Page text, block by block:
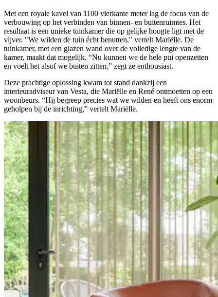
Met een royale kavel van 1100 vierkante meter lag de focus van de
verbouwing op het verbinden van binnen- en buitenruimtes. Het
resultaat is een unieke tuinkamer die op gelijke hoogte ligt met de
vijver. "We wilden de tuin écht benutten," vertelt Mariëlle. De
tuinkamer, met een glazen wand over de volledige lengte van de
kamer, maakt dat mogelijk. “Nu kunnen we de hele pui openzetten
en voelt het alsof we buiten zitten,” zegt ze enthousiast.
Deze prachtige oplossing kwam tot stand dankzij een
interieuradviseur van Vesta, die Mariëlle en René ontmoetten op een
woonbeurs. “Hij begreep precies wat we wilden en heeft ons enorm
geholpen bij de inrichting,” vertelt Mariëlle.